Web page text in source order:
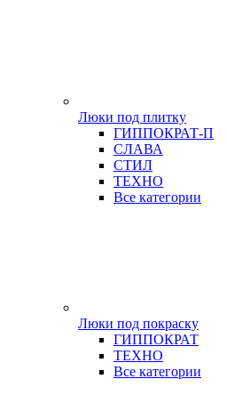
Люки под плитку
ГИППОКРАТ-П
СЛАВА
СТИЛ
ТЕХНО
Все категории
Люки под покраску
ГИППОКРАТ
ТЕХНО
Все категории